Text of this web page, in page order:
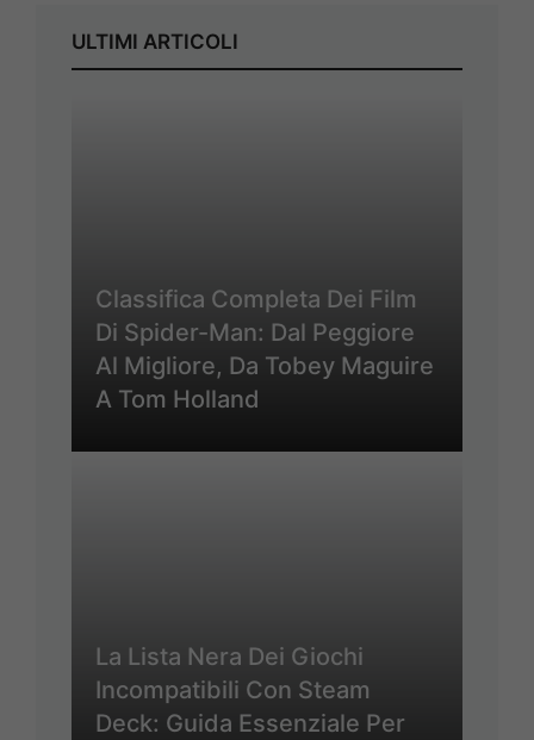
ULTIMI ARTICOLI
Classifica Completa Dei Film
Di Spider-Man: Dal Peggiore
Al Migliore, Da Tobey Maguire
A Tom Holland
La Lista Nera Dei Giochi
Incompatibili Con Steam
Deck: Guida Essenziale Per